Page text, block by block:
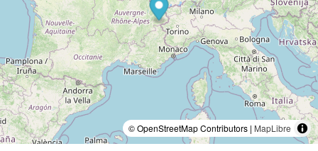
© OpenStreetMap Contributors | MapLibre